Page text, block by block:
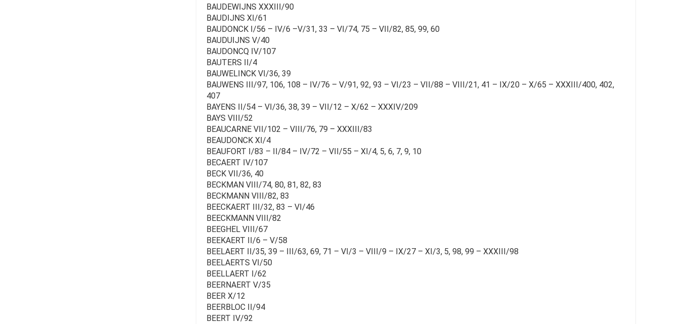
BAUDEWIJNS XXXIII/90
BAUDIJNS XI/61
BAUDONCK I/56 – IV/6 –V/31, 33 – VI/74, 75 – VII/82, 85, 99, 60
BAUDUIJNS V/40
BAUDONCQ IV/107
BAUTERS II/4
BAUWELINCK VI/36, 39
BAUWENS III/97, 106, 108 – IV/76 – V/91, 92, 93 – VI/23 – VII/88 – VIII/21, 41 – IX/20 – X/65 – XXXIII/400, 402,
407
BAYENS II/54 – VI/36, 38, 39 – VII/12 – X/62 – XXXIV/209
BAYS VIII/52
BEAUCARNE VII/102 – VIII/76, 79 – XXXIII/83
BEAUDONCK XI/4
BEAUFORT I/83 – II/84 – IV/72 – VII/55 – XI/4, 5, 6, 7, 9, 10
BECAERT IV/107
BECK VII/36, 40
BECKMAN VIII/74, 80, 81, 82, 83
BECKMANN VIII/82, 83
BEECKAERT III/32, 83 – VI/46
BEECKMANN VIII/82
BEEGHEL VIII/67
BEEKAERT II/6 – V/58
BEELAERT II/35, 39 – III/63, 69, 71 – VI/3 – VIII/9 – IX/27 – XI/3, 5, 98, 99 – XXXIII/98
BEELAERTS VI/50
BEELLAERT I/62
BEERNAERT V/35
BEER X/12
BEERBLOC II/94
BEERT IV/92